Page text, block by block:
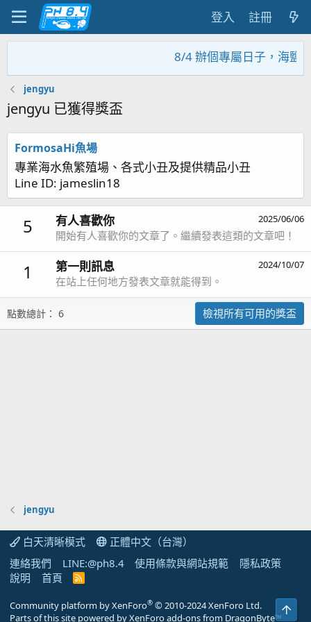
登入 註冊
8/4 辦個專屬日子，海鹽
jengyu
jengyu 已獲得獎盃
FormosaHi魚場
專業海水魚繁殖場、各式小丑及提供精品小丑
Line ID: jameslin18
5 2025/06/06
有人喜歡你
開始有人喜歡你的文章了。繼續發表這類的文章吧！
1 2024/10/07
第一則訊息
在站上任何地方發表文章就能得到。
點數總計： 6 檢視所有可用的獎盃
jengyu
白天清晰模式
正體中文（台灣）
連絡我們
LINE:@ph8.4 使用條款與網站規範
隱私政策
說明
首頁
R
Community platform by XenForo® © 2010-2024 XenForo Ltd.
Parts of this site powered byXenForo add-ons from DragonByte™
上方